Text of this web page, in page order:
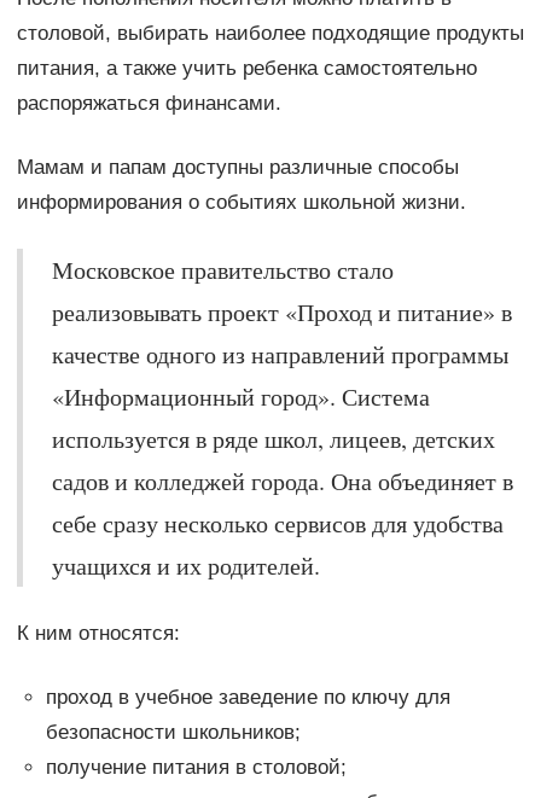
столовой, выбирать наиболее подходящие продукты
питания, а также учить ребенка самостоятельно
распоряжаться финансами.
Мамам и папам доступны различные способы
информирования о событиях школьной жизни.
Московское правительство стало
реализовывать проект «Проход и питание» в
качестве одного из направлений программы
«Информационный город». Система
используется в ряде школ, лицеев, детских
садов и колледжей города. Она объединяет в
себе сразу несколько сервисов для удобства
учащихся и их родителей.
К ним относятся:
проход в учебное заведение по ключу для
безопасности школьников;
получение питания в столовой;